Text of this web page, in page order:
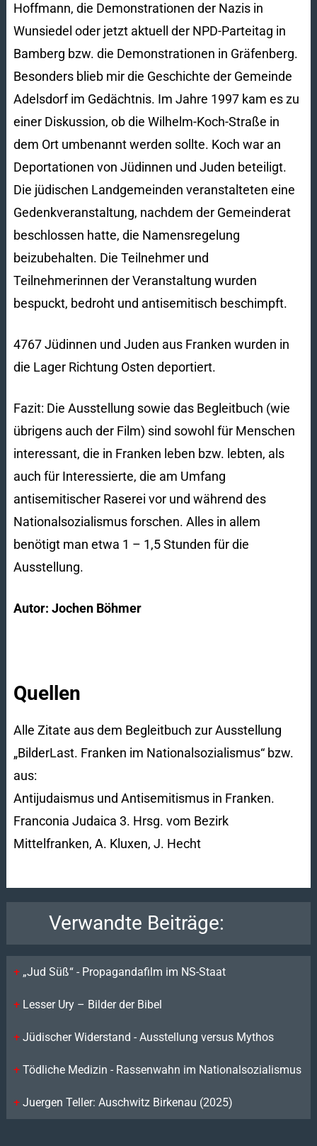
Hoffmann, die Demonstrationen der Nazis in
Wunsiedel oder jetzt aktuell der NPD-Parteitag in
Bamberg bzw. die Demonstrationen in Gräfenberg.
Besonders blieb mir die Geschichte der Gemeinde
Adelsdorf im Gedächtnis. Im Jahre 1997 kam es zu
einer Diskussion, ob die Wilhelm-Koch-Straße in
dem Ort umbenannt werden sollte. Koch war an
Deportationen von Jüdinnen und Juden beteiligt.
Die jüdischen Landgemeinden veranstalteten eine
Gedenkveranstaltung, nachdem der Gemeinderat
beschlossen hatte, die Namensregelung
beizubehalten. Die Teilnehmer und
Teilnehmerinnen der Veranstaltung wurden
bespuckt, bedroht und antisemitisch beschimpft.
4767 Jüdinnen und Juden aus Franken wurden in
die Lager Richtung Osten deportiert.
Fazit: Die Ausstellung sowie das Begleitbuch (wie
übrigens auch der Film) sind sowohl für Menschen
interessant, die in Franken leben bzw. lebten, als
auch für Interessierte, die am Umfang
antisemitischer Raserei vor und während des
Nationalsozialismus forschen. Alles in allem
benötigt man etwa 1 – 1,5 Stunden für die
Ausstellung.
Autor: Jochen Böhmer
Quellen
Alle Zitate aus dem Begleitbuch zur Ausstellung
„BilderLast. Franken im Nationalsozialismus“ bzw.
aus:
Antijudaismus und Antisemitismus in Franken.
Franconia Judaica 3. Hrsg. vom Bezirk
Mittelfranken, A. Kluxen, J. Hecht
Verwandte Beiträge:
„Jud Süß“ - Propagandafilm im NS-Staat
Lesser Ury – Bilder der Bibel
Jüdischer Widerstand - Ausstellung versus Mythos
Tödliche Medizin - Rassenwahn im Nationalsozialismus
Juergen Teller: Auschwitz Birkenau (2025)